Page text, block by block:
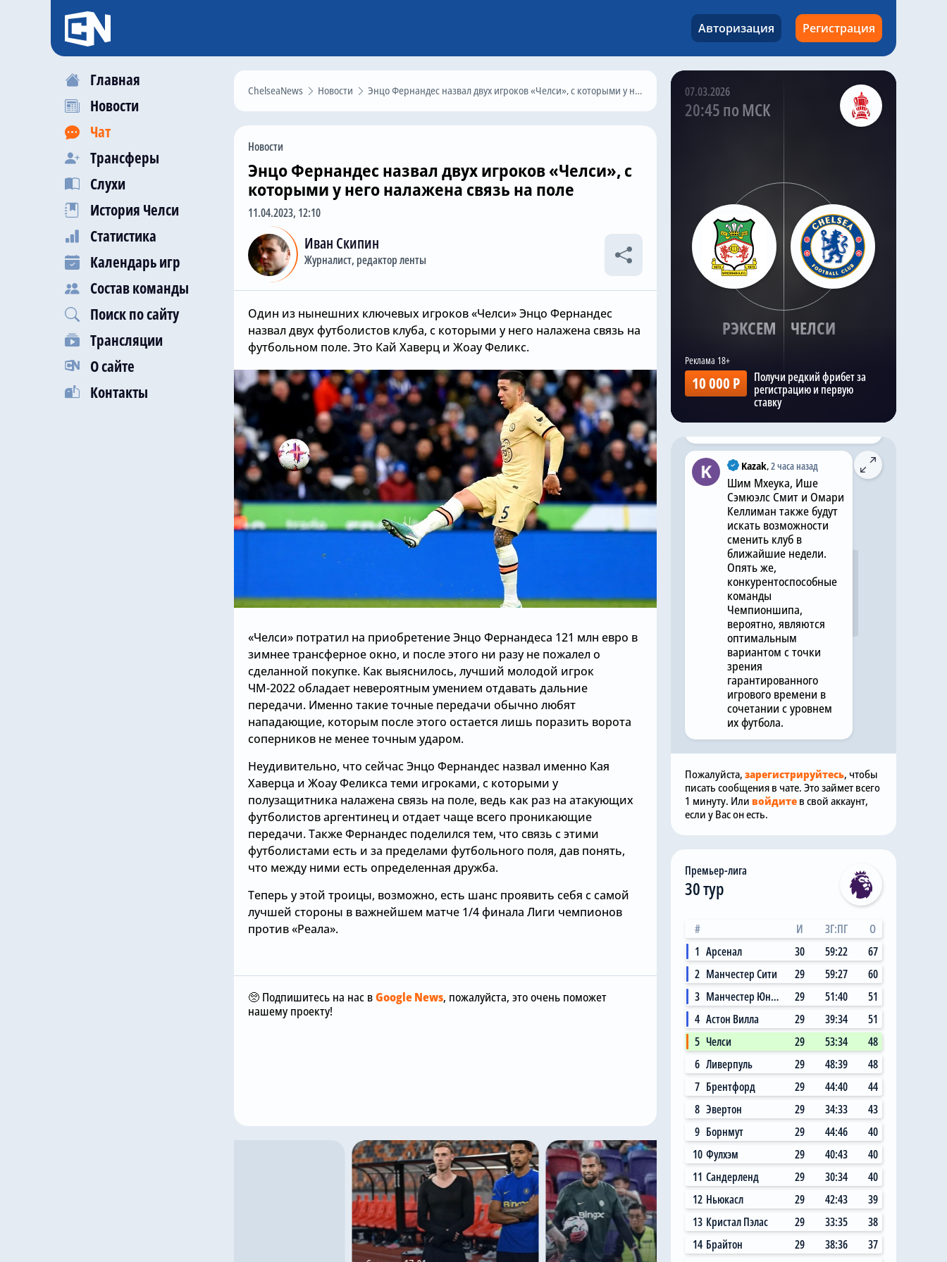
Авторизация Регистрация
Главная
Новости
Чат
Трансферы
Слухи
История Челси
Статистика
Календарь игр
Состав команды
Поиск по сайту
Трансляции
О сайте
Контакты
ChelseaNews Новости Энцо Фернандес назвал двух игроков «Челси», с которыми у него налажена связь на поле
Новости
Энцо Фернандес назвал двух игроков «Челси», с
которыми у него налажена связь на поле
11.04.2023, 12:10
Иван Скипин
Журналист, редактор ленты
Один из нынешних ключевых игроков «Челси» Энцо Фернандес
назвал двух футболистов клуба, с которыми у него налажена связь на
футбольном поле. Это Кай Хаверц и Жоау Феликс.
«Челси» потратил на приобретение Энцо Фернандеса 121 млн евро в
зимнее трансферное окно, и после этого ни разу не пожалел о
сделанной покупке. Как выяснилось, лучший молодой игрок
ЧМ-2022 обладает невероятным умением отдавать дальние
передачи. Именно такие точные передачи обычно любят
нападающие, которым после этого остается лишь поразить ворота
соперников не менее точным ударом.
Неудивительно, что сейчас Энцо Фернандес назвал именно Кая
Хаверца и Жоау Феликса теми игроками, с которыми у
полузащитника налажена связь на поле, ведь как раз на атакующих
футболистов аргентинец и отдает чаще всего проникающие
передачи. Также Фернандес поделился тем, что связь с этими
футболистами есть и за пределами футбольного поля, дав понять,
что между ними есть определенная дружба.
Теперь у этой троицы, возможно, есть шанс проявить себя с самой
лучшей стороны в важнейшем матче 1/4 финала Лиги чемпионов
против «Реала».
🥺 Подпишитесь на нас вGoogle News, пожалуйста, это очень поможет
нашему проекту!
07.03.2026
20:45 по МСК
РЭКСЕМ ЧЕЛСИ
10 000 Р
Получи редкий фрибет за
регистрацию и первую
ставку
привлекло внимание
обоих английских
@chelseanews_bot 9 часов назад
Николас Джексон совершил
добрый поступок в «Челси»,
@chelseanews_bot 8 часов назад
«Челси» не собирается
покупать нового вратаря, и
доволен Робертом Санчесом
Комментировать
@chelseanews_bot 3 часа назад
«Челси» не будет
подписывать фланговых
нападающих этим летом
Комментировать
Kazak,2 часа назад
Шим Мхеука, Ише
Сэмюэлс Смит и Омари
Келлиман также будут
искать возможности
сменить клуб в
ближайшие недели.
Опять же,
конкурентоспособные
команды
Чемпионшипа,
вероятно, являются
оптимальным
вариантом с точки
зрения
гарантированного
игрового времени в
сочетании с уровнем
их футбола.
Пожалуйста, зарегистрируйтесь, чтобы
писать сообщения в чате. Это займет всего
1 минуту. Или войдите в свой аккаунт,
если у Вас он есть.
Премьер-лига
30 тур
# И ЗГ:ПГ
О
1 Арсенал 30 59:22
67
2 Манчестер Сити 29 59:27
60
3
Манчестер Юнайтед 29 51:40
51
4 Астон Вилла 29 39:34
51
5 Челси 29 53:34
48
6 Ливерпуль 29 48:39
48
7 Брентфорд 29 44:40
44
8 Эвертон 29 34:33
43
9 Борнмут 29 44:46
40
10 Фулхэм 29 40:43
40
11 Сандерленд 29 30:34
40
12 Ньюкасл 29 42:43
39
13 Кристал Пэлас 29 33:35
38
14 Брайтон 29 38:36
37